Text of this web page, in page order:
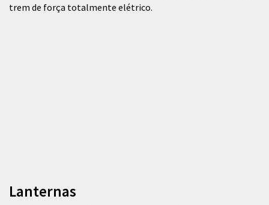
trem de força totalmente elétrico.
Lanternas